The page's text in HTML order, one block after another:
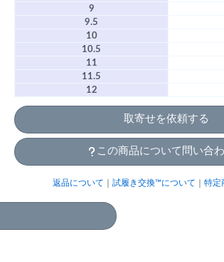
9
9.5
10
10.5
11
11.5
12
取寄せを依頼する
この商品について問い合
返品について 試履き交換™について 特定